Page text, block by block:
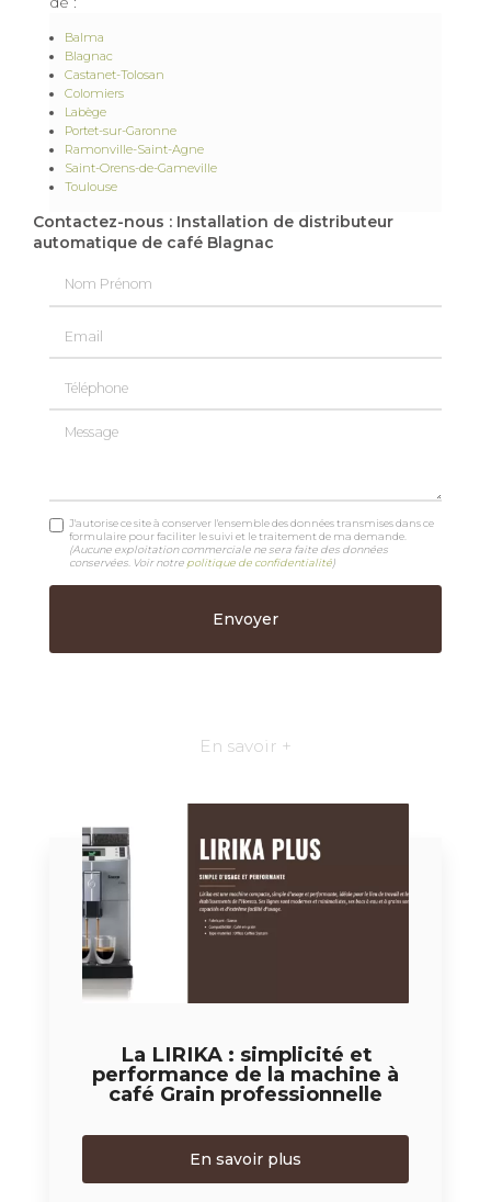
Balma
Blagnac
Castanet-Tolosan
Colomiers
Labège
Portet-sur-Garonne
Ramonville-Saint-Agne
Saint-Orens-de-Gameville
Toulouse
Contactez-nous : Installation de distributeur
automatique de café Blagnac
Message
J'autorise ce site à conserver l'ensemble des données transmises dans ce
formulaire pour faciliter le suivi et le traitement de ma demande.
(Aucune exploitation commerciale ne sera faite des données
conservées. Voir notre politique de confidentialité)
En savoir +
La LIRIKA : simplicité et
performance de la machine à
café Grain professionnelle
En savoir plus